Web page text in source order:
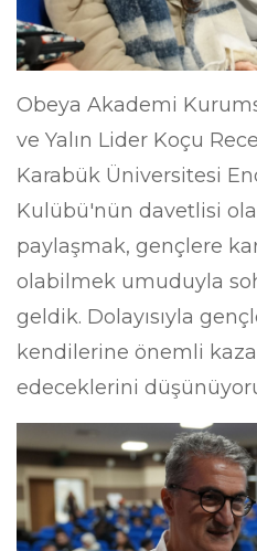
Obeya Akademi
ve Yalın Lider Koçu
Karabük Üniversitesi
Kulübü'nün davetlisi
paylaşmak, gençlere
olabilmek umuduyla
geldik. Dolayısıyla
kendilerine önemli
edeceklerini